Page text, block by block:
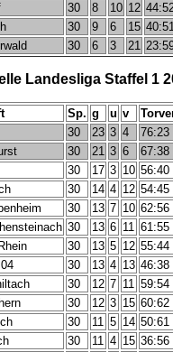
30 8 10 12
30 9 6 15
30 6 3 21
Landesliga Staffel 1
Sp. g u v
30 23 3 4
76:23
30 21 3 6
67:38
30 17 3 10 56:40
30 14 4 12 54:45
30 13 7 10 62:56
30 13 6 11 61:55
30 13 5 12 55:44
30 13 4 13 46:38
30 12 7 11 59:54
30 12 3 15 60:62
30 11 5 14 50:61
30 11 4 15 36:56